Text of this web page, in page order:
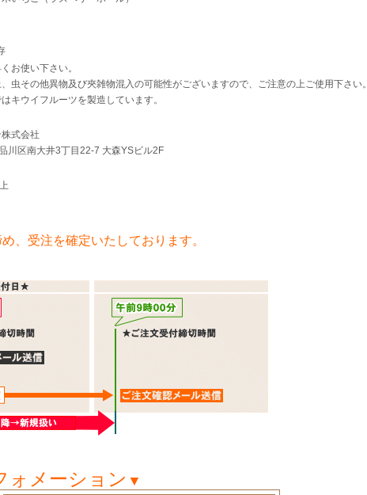
お使い下さい。
虫その他異物及び夾雑物混入の可能性がございますので、ご注意の上ご使用下さい。
キウイフルーツを製造しています。
株式会社
川区南大井3丁目22-7 大森YSビル2F
、受注を確定いたしております。
ォメーション ▼